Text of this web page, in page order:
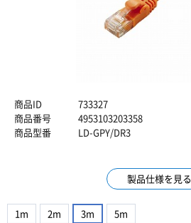
商品ID
733327
商品番号
4953103203358
商品型番
LD-GPY/DR3
製品仕様を見る
1m 2m 3m 5m